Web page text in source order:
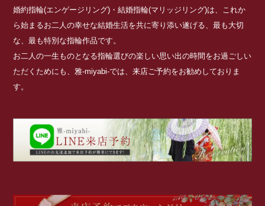
婚約指輪(エンゲージリング)・結婚指輪(マリッジリング)は、これか
ら始まるお二人の幸せな結婚生活を共に寄り添い遂げる、最も大切
な、最も特別な指輪作品です。
お二人の一生ものとなる指輪選びの楽しい思い出の時間をお過ごしい
ただくためにも、雅-miyabi-では、来店ご予約をお勧めしておりま
す。